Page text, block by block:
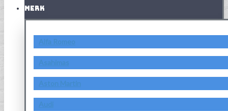
MERK
Alfa Romeo
Asahimas
Aston Martin
Audi